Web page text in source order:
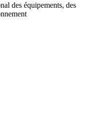
des équipements, des